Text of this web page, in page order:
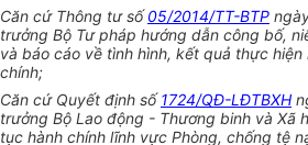
Căn cứ Thông tư số05/2014/TT-BTP
trưởng Bộ Tư pháp hướng dẫn công bố,
và báo cáo về tình hình, kết quả thực
chính;
Căn cứ Quyết định số1724/QĐ-LĐTBXH
trưởng Bộ Lao động - Thương binh và Xã
tục hành chính lĩnh vực Phòng, chống tệ